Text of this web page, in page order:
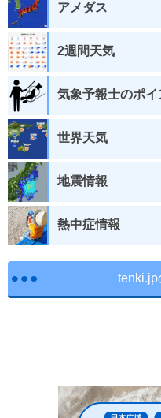
アメダス
2週間天気
気象予報士のポイ
世界天気
地震情報
熱中症情報
tenki.jp